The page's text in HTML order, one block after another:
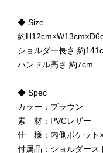
◆ Size
約
ショルダー長さ 約
ハンドル高さ 約7cm
◆ Spec
カラー：ブラウン
素 材：PVCレザー
仕 様：内側ポケット
付属品：ショルダース